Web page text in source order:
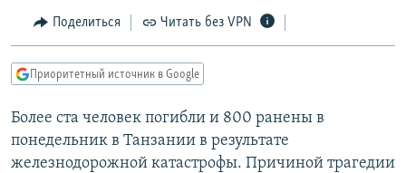
навигации
Вернутся
IDEL.РЕАЛИИ
КАВКАЗ.РЕАЛИИ
СИБИРЬ.РЕАЛИИ
РАСПИСАНИЕ ВЕЩАНИЯ
Поделиться Читать без VPN
Приоритетный источник в Google
Более ста человек погибли и 800 ранены в
понедельник в Танзании в результате
железнодорожной катастрофы. Причиной трагедии